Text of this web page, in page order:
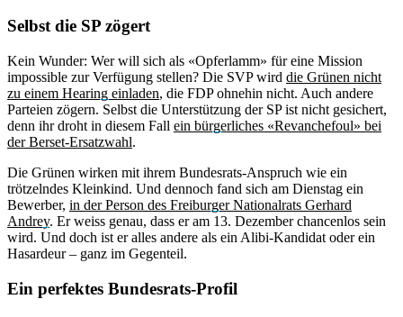
Selbst die SP zögert
Kein Wunder: Wer will sich als «Opferlamm» für eine Mission
impossible zur Verfügung stellen? Die SVP wird die Grünen nicht
zu einem Hearing einladen, die FDP ohnehin nicht. Auch andere
Parteien zögern. Selbst die Unterstützung der SP ist nicht gesichert,
denn ihr droht in diesem Fall ein bürgerliches «Revanchefoul» bei
der Berset-Ersatzwahl.
Die Grünen wirken mit ihrem Bundesrats-Anspruch wie ein
trötzelndes Kleinkind. Und dennoch fand sich am Dienstag ein
Bewerber, in der Person des Freiburger Nationalrats Gerhard
Andrey. Er weiss genau, dass er am 13. Dezember chancenlos sein
wird. Und doch ist er alles andere als ein Alibi-Kandidat oder ein
Hasardeur – ganz im Gegenteil.
Ein perfektes Bundesrats-Profil